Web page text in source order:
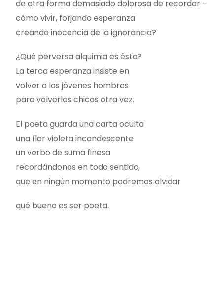
de otra forma demasiado dolorosa de recordar –
cómo vivir, forjando esperanza
creando inocencia de la ignorancia?
¿Qué perversa alquimia es ésta?
La terca esperanza insiste en
volver a los jóvenes hombres
para volverlos chicos otra vez.
El poeta guarda una carta oculta
una flor violeta incandescente
un verbo de suma finesa
recordándonos en todo sentido,
que en ningún momento podremos olvidar
qué bueno es ser poeta.